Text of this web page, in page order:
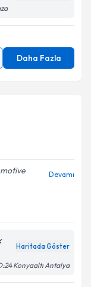
Daha Fazla
Devamı
Haritada Göster
Konyaaltı Antalya